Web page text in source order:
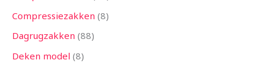
Compressiezakken 8
Dagrugzakken 88
Deken model 8